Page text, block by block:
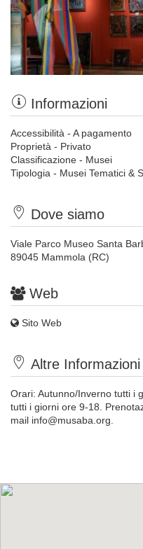
Informazioni
Accessibilità - A pagamento
Proprietà - Privato
Classificazione - Musei
Tipologia - Musei Tematici &
Dove siamo
Viale Parco Museo Santa
89045 Mammola (RC)
Web
Sito Web
Altre Informazioni
Orari: Autunno/Inverno tutti i
tutti i giorni ore 9-18.
mail info@musaba.org